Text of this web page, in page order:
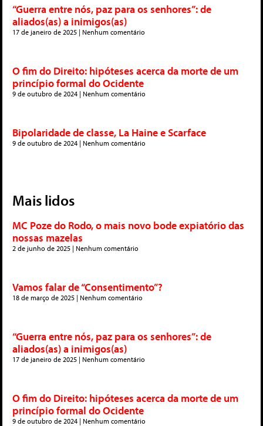
“Guerra entre nós, paz para os senhores”: de
aliados(as) a inimigos(as)
17 de janeiro de 2025 Nenhum comentário
O fim do Direito: hipóteses acerca da morte de um
princípio formal do Ocidente
9 de outubro de 2024 Nenhum comentário
Bipolaridade de classe, La Haine e Scarface
9 de outubro de 2024 Nenhum comentário
Mais lidos
MC Poze do Rodo, o mais novo bode expiatório das
nossas mazelas
2 de junho de 2025 Nenhum comentário
Vamos falar de “Consentimento”?
18 de março de 2025 Nenhum comentário
“Guerra entre nós, paz para os senhores”: de
aliados(as) a inimigos(as)
17 de janeiro de 2025 Nenhum comentário
O fim do Direito: hipóteses acerca da morte de um
princípio formal do Ocidente
9 de outubro de 2024 Nenhum comentário